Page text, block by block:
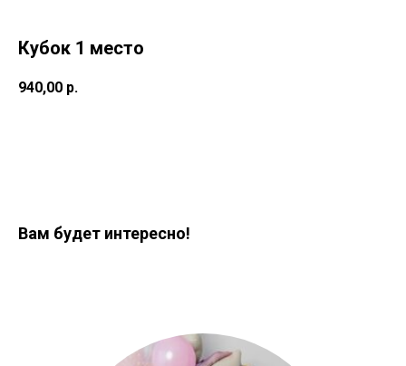
Кубок 1 место
940,00 р.
Вам будет интересно!